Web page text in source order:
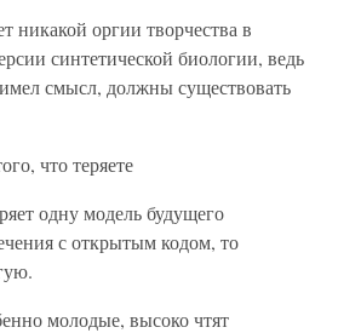
никакой оргии творчества в
синтетической биологии, ведь
смысл, должны существовать
что теряете
одну модель будущего
с открытым кодом, то
молодые, высоко чтят